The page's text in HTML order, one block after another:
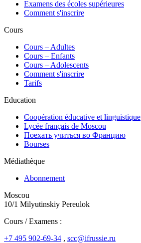
Examens des écoles supérieures
Comment s'inscrire
Cours
Сours – Adultes
Cours – Enfants
Cours – Adolescents
Comment s'inscrire
Tarifs
Education
Coopération éducative et linguistique
Lycée français de Moscou
Поехать учиться во Францию
Bourses
Médiathèque
Abonnement
Moscou
10/1 Milyutinskiy Pereulok
Cours / Examens :
+7 495 902-69-34 , scc@ifrussie.ru